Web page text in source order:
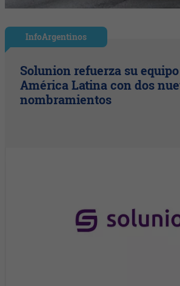
InfoArgentinos
Solunion refuerza su
América Latina con dos
nombramientos